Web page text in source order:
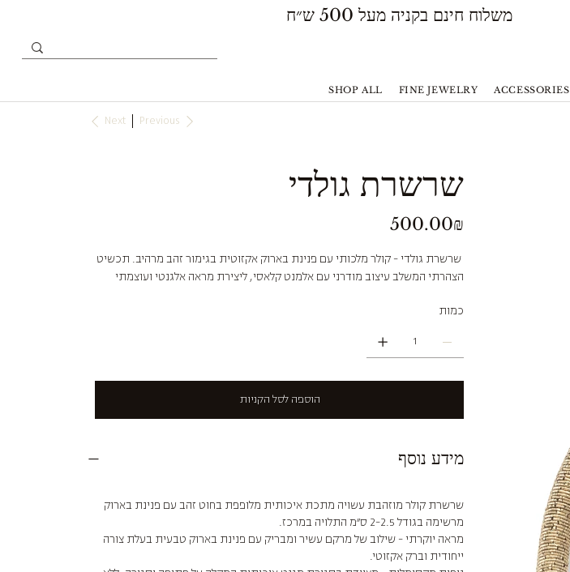
SHOP ALL FINE JEWELRY ACCESSORIES
Previous
Next
שרשרת גולדי
Price ‏500.00 ‏₪
שרשרת גולדי - קולר מלכותי עם פנינת בארוק אקזוטית בגימור זהב מרהיב. תכשיט
הצהרתי המשלב עיצוב מודרני עם אלמנט קלאסי, ליצירת מראה אלגנטי ועוצמתי
כמות
הוספה לסל הקניות
מידע נוסף
שרשרת קולר מוזהבת עשויה מתכת איכותית מלופפת בחוט זהב עם פנינת בארוק
מרשימה בגודל 2-2.5 ס״מ התלויה במרכז.
מראה יוקרתי - שילוב של מרקם עשיר ומבריק עם פנינת בארוק טבעית בעלת צורה
ייחודית וברק אקזוטי.